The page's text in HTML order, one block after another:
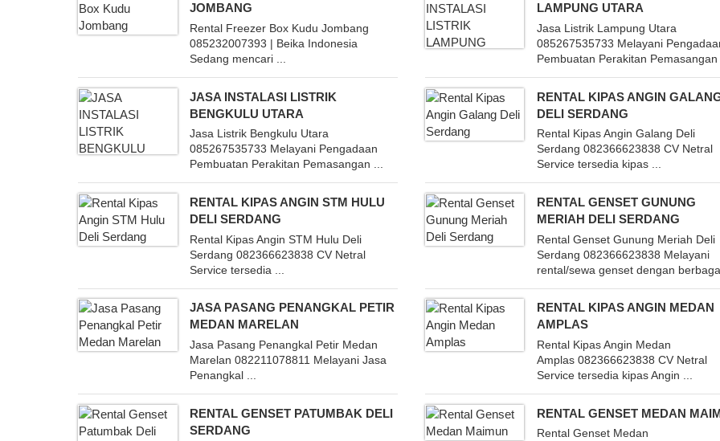
JOMBANG
Rental Freezer Box Kudu Jombang
085232007393 | Beika Indonesia
Sedang mencari ...
LAMPUNG UTARA
Jasa Listrik Lampung Utara
085267535733 Melayani
Pembuatan Perakitan Pemasangan
JASA INSTALASI LISTRIK
BENGKULU UTARA
Jasa Listrik Bengkulu Utara
085267535733 Melayani Pengadaan
Pembuatan Perakitan Pemasangan ...
RENTAL KIPAS ANGIN
DELI SERDANG
Rental Kipas Angin Galang Deli
Serdang 082366623838 CV Netral
Service tersedia kipas ...
RENTAL KIPAS ANGIN STM HULU
DELI SERDANG
Rental Kipas Angin STM Hulu Deli
Serdang 082366623838 CV Netral
Service tersedia ...
RENTAL GENSET GUNUNG
MERIAH DELI SERDANG
Rental Genset Gunung Meriah Deli
Serdang 082366623838 Melayani
rental/sewa genset dengan berbagai
JASA PASANG PENANGKAL PETIR
MEDAN MARELAN
Jasa Pasang Penangkal Petir Medan
Marelan 082211078811 Melayani Jasa
Penangkal ...
RENTAL KIPAS ANGIN MEDAN
AMPLAS
Rental Kipas Angin Medan
Amplas 082366623838 CV Netral
Service tersedia kipas Angin ...
RENTAL GENSET PATUMBAK DELI
SERDANG
RENTAL GENSET MEDAN
Rental Genset Medan